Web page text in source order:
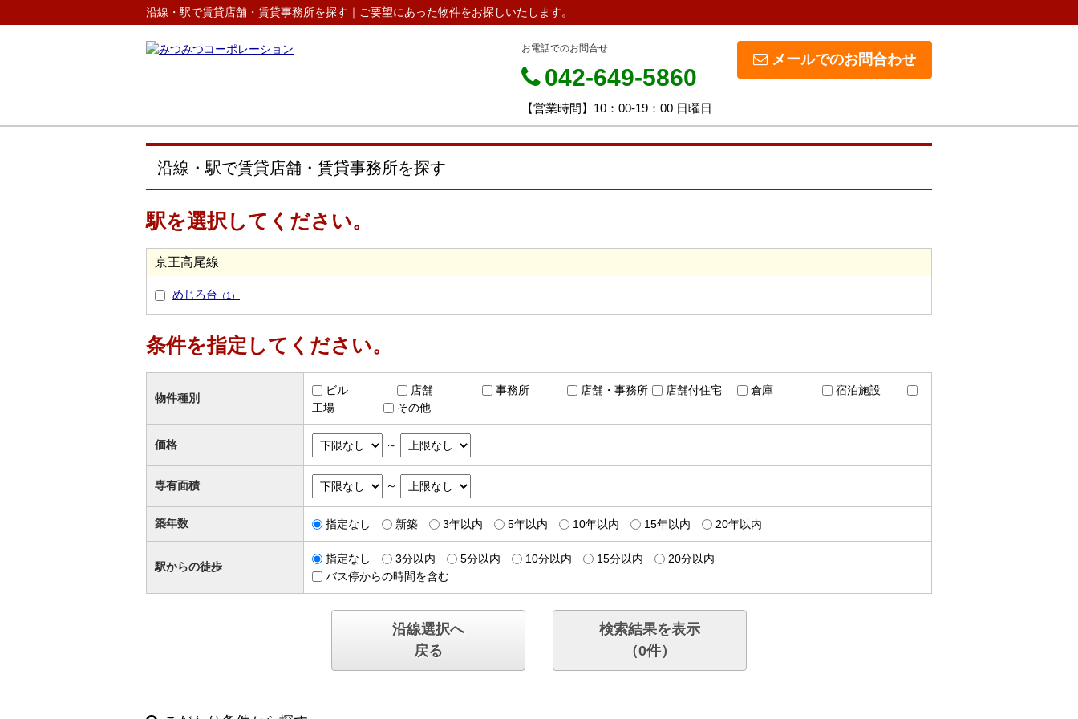
沿線・駅で賃貸店舗・賃貸事務所を探す｜ご要望にあった物件をお探しいたします。
メールでのお問合わせ
お電話でのお問合せ
042-649-5860
【営業時間】10：00-19：00 日曜日
沿線・駅で賃貸店舗・賃貸事務所を探す
駅を選択してください。
京王高尾線
めじろ台 （1）
条件を指定してください。
物件種別
ビル 店舗 事務所 店舗・事務所 店舗付住宅 倉庫
宿泊施設
工場
その他
価格 ～
専有面積 ～
築年数 指定なし 新築 3年以内 5年以内 10年以内 15年以内 20年以内
駅からの徒歩
指定なし 3分以内 5分以内 10分以内 15分以内
20分以内
バス停からの時間を含む
沿線選択へ
戻る
検索結果を表示
（0件）